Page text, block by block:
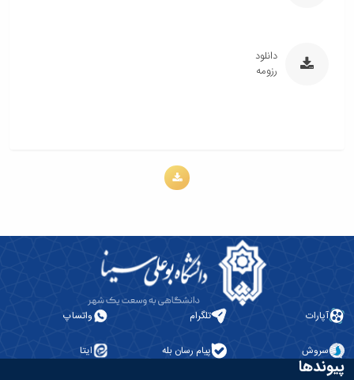
دانلود
رزومه
آپارات تلگرام واتساپ
سروش پیام رسان بله ایتا
پیوندها